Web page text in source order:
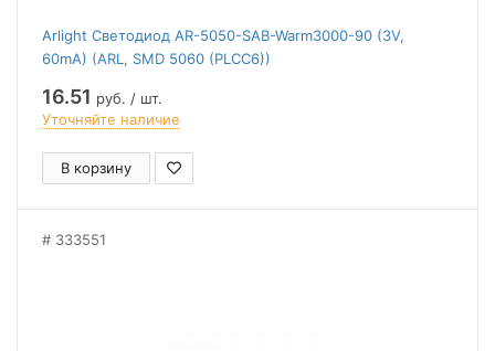
Arlight Светодиод AR-5050-SAB-Warm3000-90 (3V,
60mA) (ARL, SMD 5060 (PLCC6))
16.51 руб. / шт.
Уточняйте наличие
В корзину
333551